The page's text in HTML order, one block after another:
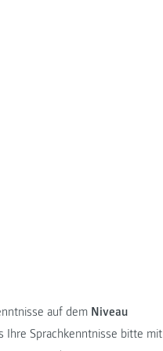
auf dem Niveau
Ihre Sprachkenntnisse bitte mit